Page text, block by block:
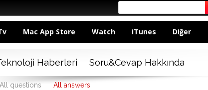
Mac App Store Watch iTunes Diğer
Haberleri Soru&Cevap Hakkında
All questions All answers